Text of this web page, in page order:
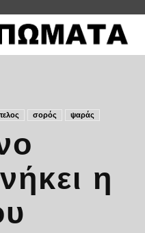
σορός ψαράς
η